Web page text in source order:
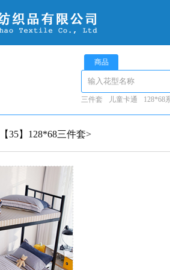
商品
三件套 儿童卡通 128*68
【35】128*68三件套>